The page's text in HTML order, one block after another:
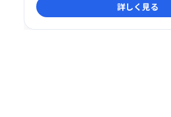
詳しく見る